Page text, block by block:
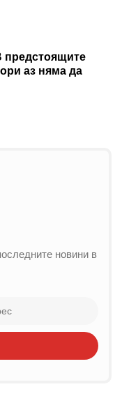
аз няма да
новини в